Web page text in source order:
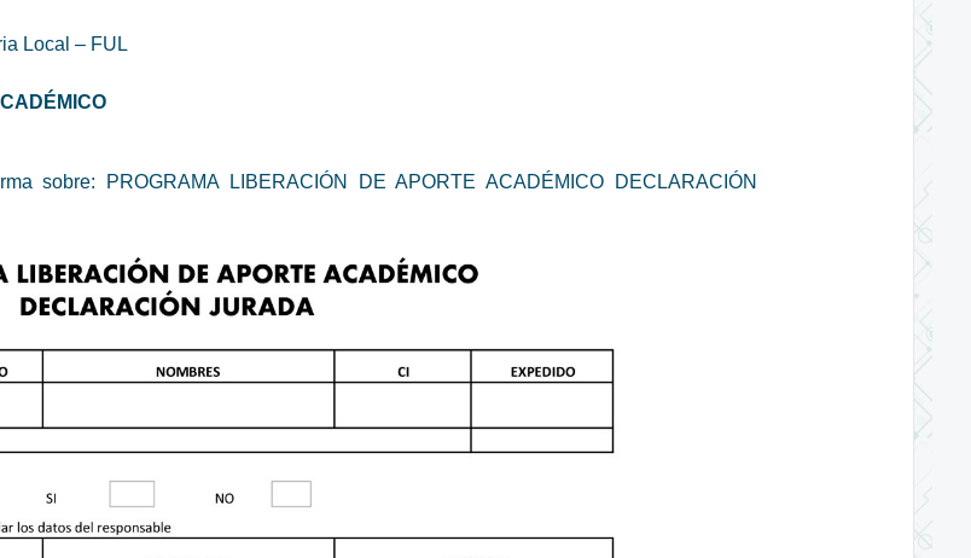
Local – FUL
sobre: PROGRAMA LIBERACIÓN DE APORTE ACADÉMICO DECLARACIÓN